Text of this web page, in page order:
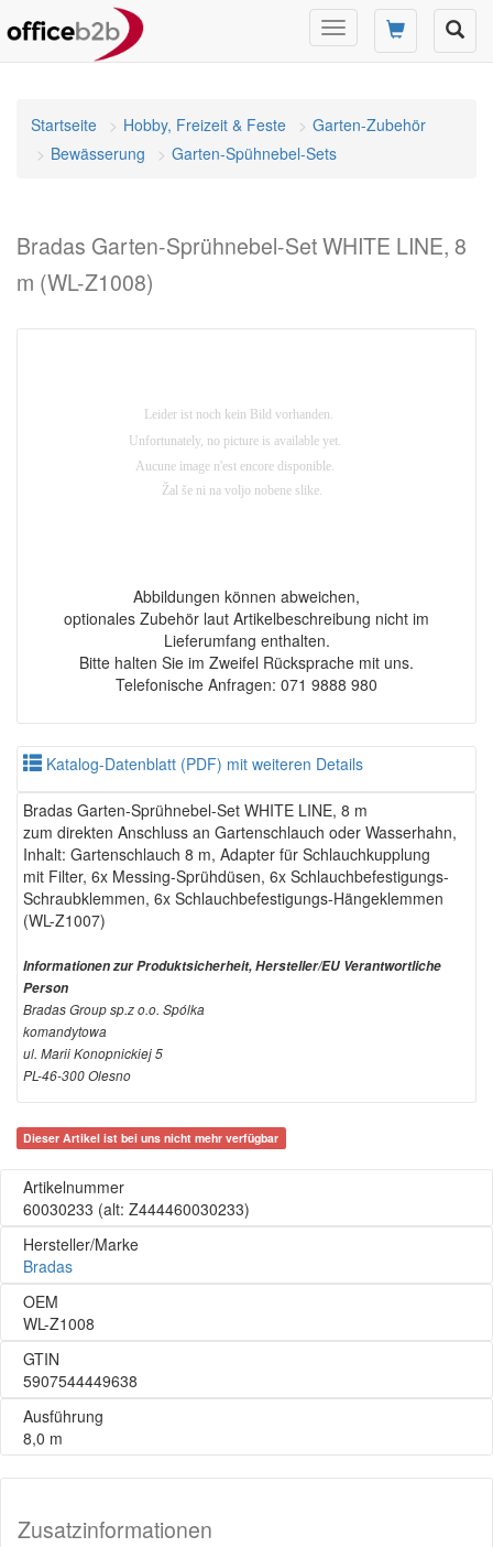
Navigation
umschalten
Startseite Hobby, Freizeit & Feste
Garten-Zubehör
Bewässerung
Garten-Spühnebel-Sets
Bradas Garten-Sprühnebel-Set WHITE LINE, 8
m (WL-Z1008)
Abbildungen können abweichen,
optionales Zubehör laut Artikelbeschreibung nicht im
Lieferumfang enthalten.
Bitte halten Sie im Zweifel Rücksprache mit uns.
Telefonische Anfragen: 071 9888 980
Katalog-Datenblatt (PDF) mit weiteren Details
Bradas Garten-Sprühnebel-Set WHITE LINE, 8 m
zum direkten Anschluss an Gartenschlauch oder Wasserhahn,
Inhalt: Gartenschlauch 8 m, Adapter für Schlauchkupplung
mit Filter, 6x Messing-Sprühdüsen, 6x Schlauchbefestigungs-
Schraubklemmen, 6x Schlauchbefestigungs-Hängeklemmen
(WL-Z1007)
Informationen zur Produktsicherheit, Hersteller/EU Verantwortliche
Person
Bradas Group sp.z o.o. Spólka
komandytowa
ul. Marii Konopnickiej 5
PL-46-300 Olesno
Dieser Artikel ist bei uns nicht mehr verfügbar
Artikelnummer
60030233 (alt: Z444460030233)
Hersteller/Marke
Bradas
OEM
WL-Z1008
GTIN
5907544449638
Ausführung
8,0 m
Zusatzinformationen